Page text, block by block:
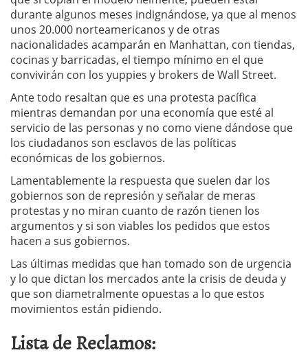
durante algunos meses indignándose, ya que al menos
unos 20.000 norteamericanos y de otras
nacionalidades acamparán en Manhattan, con tiendas,
cocinas y barricadas, el tiempo mínimo en el que
convivirán con los yuppies y brokers de Wall Street.
Ante todo resaltan que es una protesta pacífica
mientras demandan por una economía que esté al
servicio de las personas y no como viene dándose que
los ciudadanos son esclavos de las políticas
económicas de los gobiernos.
Lamentablemente la respuesta que suelen dar los
gobiernos son de represión y señalar de meras
protestas y no miran cuanto de razón tienen los
argumentos y si son viables los pedidos que estos
hacen a sus gobiernos.
Las últimas medidas que han tomado son de urgencia
y lo que dictan los mercados ante la crisis de deuda y
que son diametralmente opuestas a lo que estos
movimientos están pidiendo.
Lista de Reclamos: